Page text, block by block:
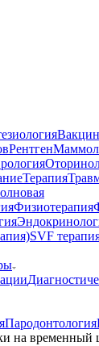
Рентген
Терапия
Физиотерапия
SVF
Пародонтология
на временный